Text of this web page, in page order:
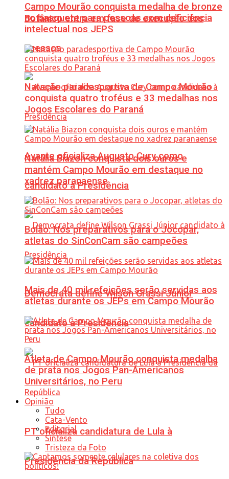
Botânico entra em fase de execução dos
acessos
Avante oficializa Augusto Cury como
candidato à Presidência
Democrata define Wilson Grassi Júnior
candidato à Presidência
PT oficializa candidatura de Lula à
Presidência da República
Campo Mourão conquista medalha de bronze
no basquete para pessoas com deficiência
intelectual nos JEPS
Natação paradesportiva de Campo Mourão
conquista quatro troféus e 33 medalhas nos
Jogos Escolares do Paraná
Natália Biazon conquista dois ouros e
mantém Campo Mourão em destaque no
xadrez paranaense
Bolão: Nos preparativos para o Jocopar,
atletas do SinConCam são campeões
Mais de 40 mil refeições serão servidas aos
atletas durante os JEPs em Campo Mourão
Atleta de Campo Mourão conquista medalha
de prata nos Jogos Pan-Americanos
Universitários, no Peru
Opinião
Tudo
Cata-Vento
Editorial
Síntese
Tristeza da Foto